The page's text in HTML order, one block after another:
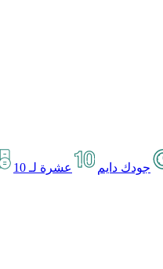
جودك دايم عشرة لـ 10